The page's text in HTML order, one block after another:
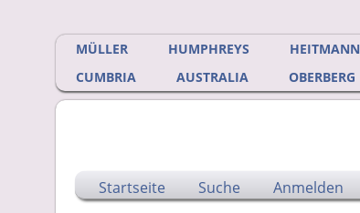
MÜLLER HUMPHREYS HEITMANN
CUMBRIA
AUSTRALIA OBERBERG
Startseite Suche Anmelden